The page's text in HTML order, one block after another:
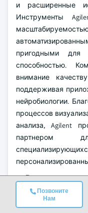
Позвоните
Нам
и расширенные
Инструменты
пригодными
способностью.
внимание
поддерживая
нейробиологии.
процессов
анализа, Agilent
партнером
Рынок